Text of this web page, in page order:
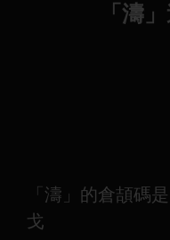
「濤
「濤」的倉頡碼
戈